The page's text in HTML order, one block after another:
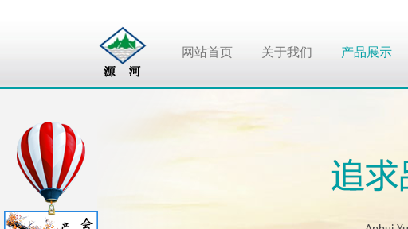
网站首页 关于我们 产品展示